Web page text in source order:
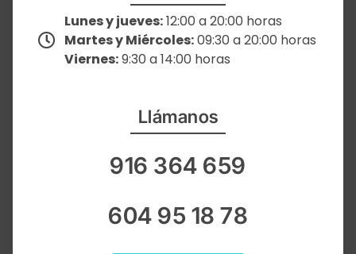
Lunes y jueves:12:00 a 20:00 horas
Martes y Miércoles:09:30 a 20:00 horas
Viernes:9:30 a 14:00 horas
Llámanos
916 364 659
604 95 18 78